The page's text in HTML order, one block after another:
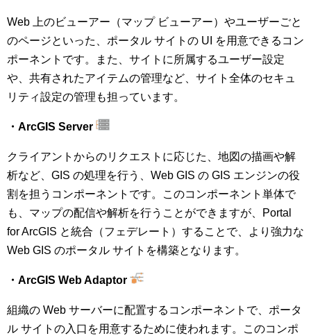
Web 上のビューアー（マップ ビューアー）やユーザーごと
のページといった、ポータル サイトの UI を用意できるコン
ポーネントです。また、サイトに所属するユーザー設定
や、共有されたアイテムの管理など、サイト全体のセキュ
リティ設定の管理も担っています。
・ArcGIS Server
クライアントからのリクエストに応じた、地図の描画や解
析など、GIS の処理を行う、Web GIS の GIS エンジンの役
割を担うコンポーネントです。このコンポーネント単体で
も、マップの配信や解析を行うことができますが、Portal
for ArcGIS と統合（フェデレート）することで、より強力な
Web GIS のポータル サイトを構築となります。
・ArcGIS Web Adaptor
組織の Web サーバーに配置するコンポーネントで、ポータ
ル サイトの入口を用意するために使われます。このコンポ